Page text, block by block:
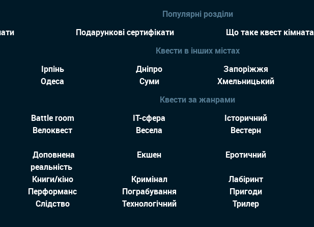
Популярні розділи
Подарункові сертифікати Що таке квест кімната
Квести в інших містах
Ірпінь Дніпро Запоріжжя
Одеса Суми
Хмельницький
Квести за жанрами
Battle room IT-сфера Історичний
Велоквест Весела Вестерн
Доповнена
реальність
Екшен Еротичний
Книги/кіно Кримінал Лабіринт
Перформанс Пограбування Пригоди
Слідство Технологiчний Трилер